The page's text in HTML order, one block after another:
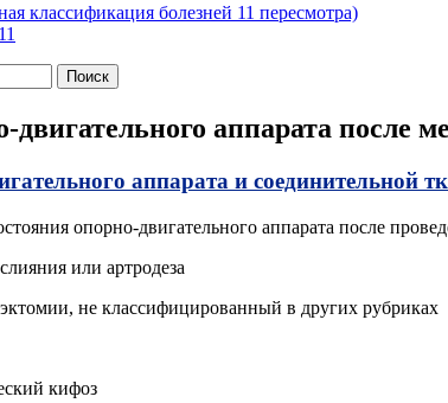
классификация болезней 11 пересмотра)
двигательного аппарата после
аппарата и соединительной
опорно-двигательного аппарата после
или артродеза
не классифицированный в других рубриках
кифоз